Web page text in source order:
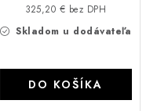
Skladom u dodávateľa
325,20 € bez DPH
DO KOŠÍKA